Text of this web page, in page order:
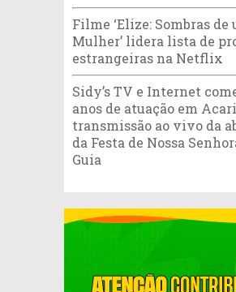
Filme ‘Elize: Sombras de
Mulher’ lidera lista de
estrangeiras na Netflix
Sidy’s TV e Internet
anos de atuação em
transmissão ao vivo da
da Festa de Nossa
Guia